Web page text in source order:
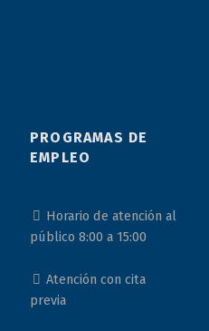
PROGRAMAS DE
EMPLEO
Horario de atención al
público 8:00 a 15:00
Atención con cita
previa